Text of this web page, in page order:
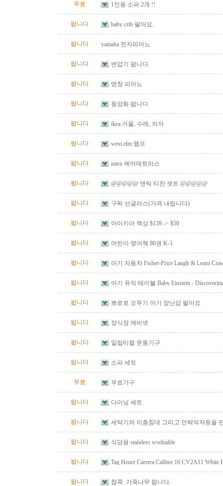
무료 1인용 소파 2개 !!
팝니다 baby crib 팔아요.
팝니다 yamaha 전자피아노
팝니다 변압기 팝니다
팝니다 영창 피아노
팝니다 동양화 팝니다
팝니다 ikea 거울, 수레, 의자
팝니다 west elm 램프
팝니다 intex 에어매트리스
팝니다 @@@@@ 앤틱 티잔 셋트 @@@@@
팝니다 구찌 선글라스(가격 내립니다)
팝니다 아이키아 책상 $139 -> $50
팝니다 어린이 영어책 80권 K-1
팝니다
아기 자동차 Fisher-Price Laugh & Learn
팝니다
아기 뮤직 테이블 Baby Einstein -
팝니다
뽀로로 오뚜기 아기 장난감 팔아요
팝니다 장식장 캐비넷
팝니다 일립티컬 운동기구
팝니다 소파 세트
무료 무료가구
팝니다 다이닝 세트
팝니다 세탁기와 이층침대 그리고 안락의자등을
팝니다 식당용 stainless worktable
팝니다
Tag Heuer Carrera Calibre 16 CV2A11 White
팝니다
참죽. 가죽나무 팝니다.